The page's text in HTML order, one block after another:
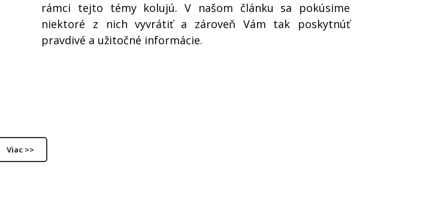
rámci tejto témy kolujú. V našom článku sa pokúsime
niektoré z nich vyvrátiť a zároveň Vám tak poskytnúť
pravdivé a užitočné informácie.
Viac >>